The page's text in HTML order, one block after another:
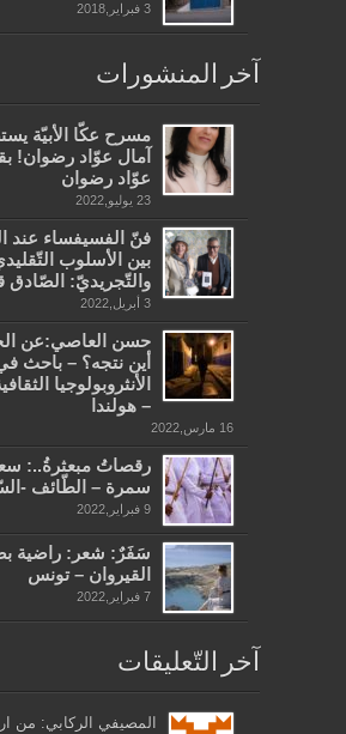
3 فبراير,2018
آخر المنشورات
مسرح عكّا الأبيّة
آمال عوّاد رضوان!
عوّاد رضوان
23 يوليو,2022
فنّ الفسيفساء عند
بين الأسلوب
والتّجريديّ: الصّادق
3 أبريل,2022
حسن العاصي:عن
أين نتجه؟ – باحث
الأنثروبولوجيا
– هولندا
16 مارس,2022
رقصاتُ مبعثرةُ..:
سمرة – الطّائف -
9 فبراير,2022
سَفَرٌ: شعر: راضية
القيروان – تونس
7 فبراير,2022
آخر التّعليقات
المصيفي الركابي: من